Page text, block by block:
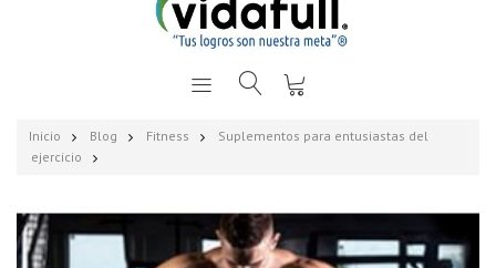
Inicio Blog Fitness
Suplementos para entusiastas del
ejercicio